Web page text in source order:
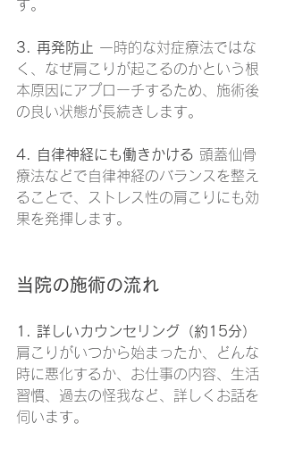
す。
3. 再発防止 一時的な対症療法ではな
く、なぜ肩こりが起こるのかという根
本原因にアプローチするため、施術後
の良い状態が長続きします。
4. 自律神経にも働きかける 頭蓋仙骨
療法などで自律神経のバランスを整え
ることで、ストレス性の肩こりにも効
果を発揮します。
当院の施術の流れ
1. 詳しいカウンセリング（約15分）
肩こりがいつから始まったか、どんな
時に悪化するか、お仕事の内容、生活
習慣、過去の怪我など、詳しくお話を
伺います。